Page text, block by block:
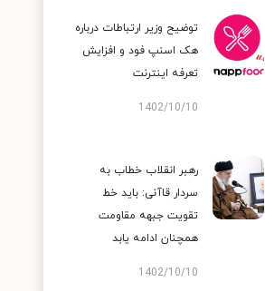
توضیح وزیر ارتباطات درباره
هک اسنپ‌ فود و افزایش
تعرفه اینترنت
1402/10/10
رهبر انقلاب خطاب به
سردار قاآنی: باید خط
تقویت جبهه مقاومت
همچنان ادامه یابد
1402/10/10